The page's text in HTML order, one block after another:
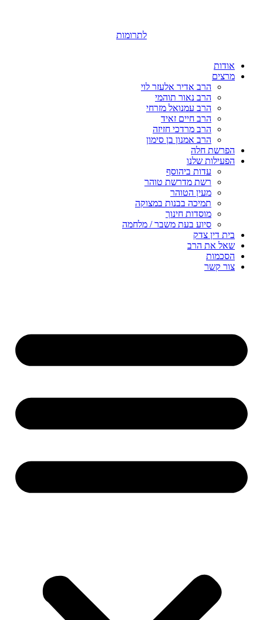
לתרומות
אודות
מרצים
הרב אדיר אלעזר לוי
הרב נאור תוהמי
הרב עמנואל מזרחי
הרב חיים זאיד
הרב מרדכי חזיזה
הרב אמנון בן סימון
הפרשת חלה
הפעילות שלנו
עדות ביהוסף
רשת מדרשת טוהר
מעין הטוהר
תמיכה בבנות במצוקה
מוסדות חינוך
סיוע בעת משבר / מלחמה
בית דין צדק
שאל את הרב
הסכמות
צור קשר